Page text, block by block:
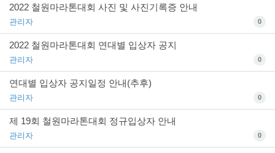
2022 철원마라톤대회 사진 및 사진기록증 안내
관리자 0
2022 철원마라톤대회 연대별 입상자 공지
관리자 0
연대별 입상자 공지일정 안내(추후)
관리자 0
제 19회 철원마라톤대회 정규입상자 안내
관리자 0